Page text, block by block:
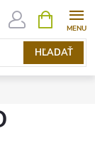
HĽADAŤ
KOŠÍK